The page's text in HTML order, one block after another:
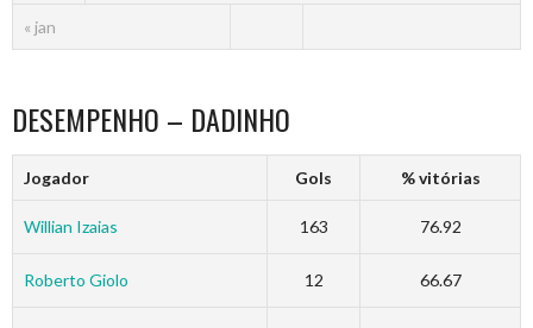
« jan
DESEMPENHO – DADINHO
Jogador Gols % vitórias
Willian Izaias 163 76.92
Roberto Giolo 12 66.67